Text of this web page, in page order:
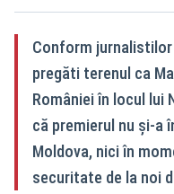
Conform jurnalistilor
pregăti terenul ca
României în locul lui
că premierul nu și-a
Moldova, nici în
securitate de la noi